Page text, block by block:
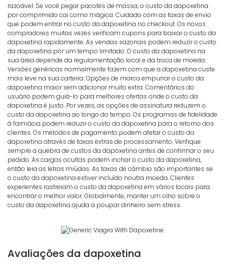
razoável. Se você pegar pacotes de massa, o custo da dapoxetina
por comprimido cai como mágica. Cuidado com as taxas de envio
que podem entrar no custo da dapoxetina no checkout. Os novos
compradores muitas vezes verificam cupons para baixar o custo da
dapoxetina rapidamente. As vendas sazonais podem reduzir o custo
da dapoxetina por um tempo limitado. O custo da dapoxetina na
sua área depende da regulamentação local e da troca de moeda.
Versões genéricas normalmente fazem com que a dapoxetina custe
mais leve na sua carteira. Opções de marca empurrar o custo da
dapoxetina maior sem adicionar muito extra. Comentários do
usuário podem guiá-lo para melhores ofertas onde o custo da
dapoxetina é justo. Por vezes, as opções de assinatura reduzem o
custo da dapoxetina ao longo do tempo. Os programas de fidelidade
à farmácia podem reduzir o custo da dapoxetina para o retorno dos
clientes. Os métodos de pagamento podem afetar o custo da
dapoxetina através de taxas extras de processamento. Verifique
sempre a quebra de custos da dapoxetina antes de confirmar o seu
pedido. As cargas ocultas podem inchar o custo da dapoxetina,
então leia as letras miúdas. As taxas de câmbio são importantes se
o custo da dapoxetina estiver incluído noutra moeda. Clientes
experientes rastreiam o custo da dapoxetina em vários locais para
encontrar o melhor valor. Globalmente, manter um olho sobre o
custo da dapoxetina ajuda a poupar dinheiro sem stress.
Avaliações da dapoxetina